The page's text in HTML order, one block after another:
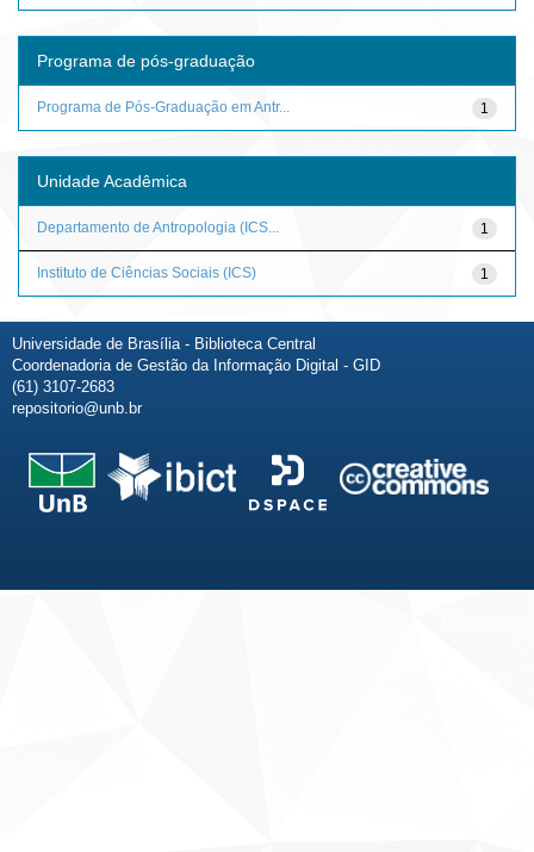
Programa de pós-graduação
1
Programa de Pós-Graduação em Antr...
Unidade Acadêmica
1
Departamento de Antropologia (ICS...
1
Instituto de Ciências Sociais (ICS)
Universidade de Brasília - Biblioteca Central
Coordenadoria de Gestão da Informação Digital - GID
(61) 3107-2683
repositorio@unb.br